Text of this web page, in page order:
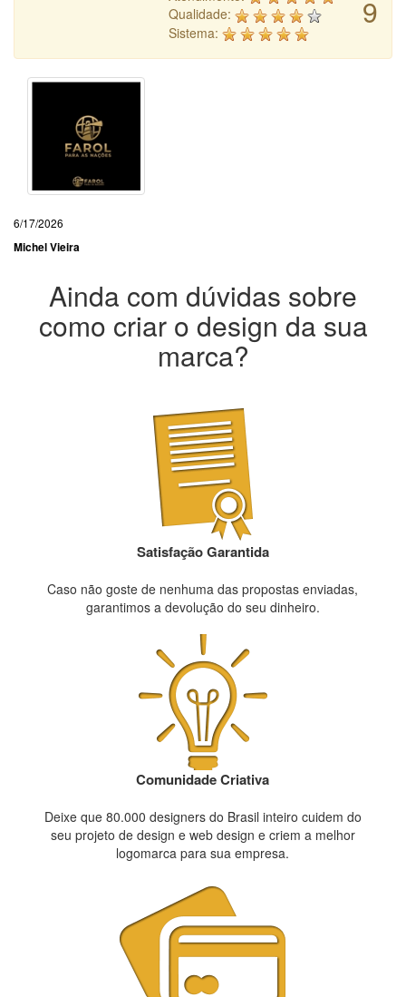
9
Qualidade:
Sistema:
6/17/2026
Michel Vieira
Ainda com dúvidas sobre
como criar o design da sua
marca?
Satisfação Garantida
Caso não goste de nenhuma das propostas enviadas,
garantimos a devolução do seu dinheiro.
Comunidade Criativa
Deixe que 80.000 designers do Brasil inteiro cuidem do
seu projeto de design e web design e criem a melhor
logomarca para sua empresa.